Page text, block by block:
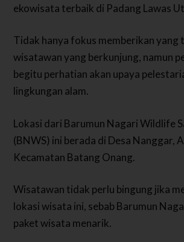
ekowisata terbaik di Padang Lawas
Tidak hanya fokus memberikan yang
wisatawan yang berkunjung, namun
begitu perhatian akan upaya
lingkungan alam.
Lokasi dari Barumun Nagari Wildlife
(BNWS) ini berada di Desa Nanggar,
Kecamatan Batang Onang.
Wisatawan tidak perlu bingung jika
lokasi wisata ini, sebab Barumun
paket wisata menarik.